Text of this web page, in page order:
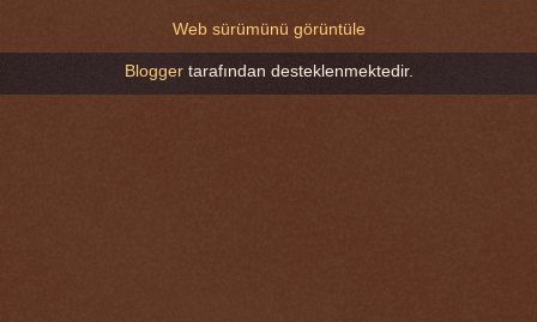
Web sürümünü görüntüle
Bloggertarafından desteklenmektedir.